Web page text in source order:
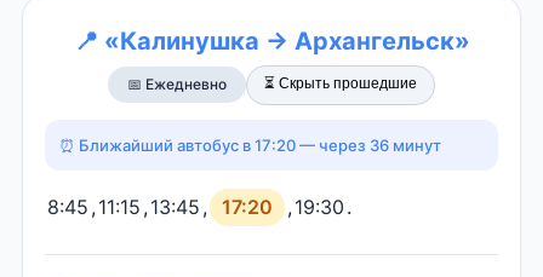
📍 «Калинушка → Архангельск»
📅 Ежедневно ⏳ Скрыть прошедшие
⏰ Ближайший автобус в 17:20 — через 36 минут
8:45 ,11:15 ,13:45 , 17:20 ,19:30 .